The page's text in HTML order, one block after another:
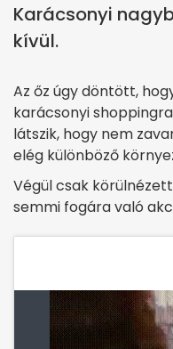
Karácsonyi
kívül.
Az őz úgy döntött,
karácsonyi
látszik, hogy nem
elég különböző
Végül csak
semmi fogára való